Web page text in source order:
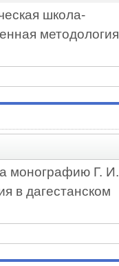
школа-
методология
монографию Г. И.
в дагестанском